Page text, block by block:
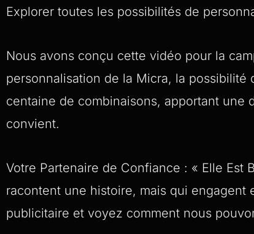
Explorer toutes les possibilités de
Nous avons conçu cette vidéo pour la
personnalisation de la Micra, la possibilité
centaine de combinaisons, apportant une
convient.
Votre Partenaire de Confiance : « Elle Est
racontent une histoire, mais qui
publicitaire et voyez comment nous